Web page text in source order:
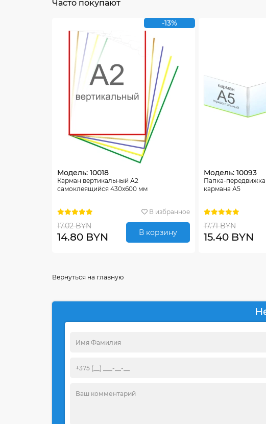
Часто покупают
-13%
Модель: 10018
Карман вертикальный А2
самоклеящийся 430х600 мм
В избранное
17.02 BYN
14.80 BYN В корзину
Модель: 10093
Папка-передвижка
кармана А5
17.71 BYN
15.40 BYN
Вернуться на главную